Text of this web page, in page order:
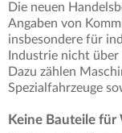
Die neuen
Angaben von
insbesondere für
Industrie nicht
Dazu zählen
Spezialfahrzeuge
Keine Bauteile